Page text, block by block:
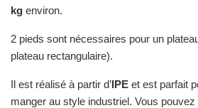
kg environ.
2 pieds sont nécessaires pour un
plateau rectangulaire).
Il est réalisé à partir d’IPE et est parfait
manger au style industriel. Vous